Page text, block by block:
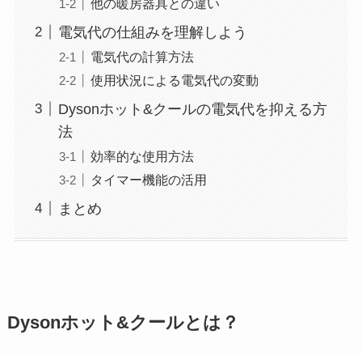
他の暖房器具との違い
電気代の仕組みを理解しよう
電気代の計算方法
使用状況による電気代の変動
Dysonホット&クールの電気代を抑える方
法
効率的な使用方法
タイマー機能の活用
まとめ
Dysonホット&クールとは？